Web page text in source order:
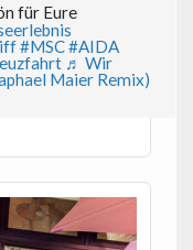
für Eure
#MSC#AIDA
♬ Wir
Maier Remix)